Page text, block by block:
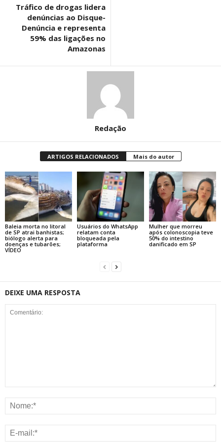
Tráfico de drogas lidera
denúncias ao Disque-
Denúncia e representa
59% das ligações no
Amazonas
Redação
ARTIGOS RELACIONADOS Mais do autor
Baleia morta no litoral
de SP atrai banhistas;
biólogo alerta para
doenças e tubarões;
VÍDEO
Usuários do WhatsApp
relatam conta
bloqueada pela
plataforma
Mulher que morreu
após colonoscopia teve
50% do intestino
danificado em SP
DEIXE UMA RESPOSTA